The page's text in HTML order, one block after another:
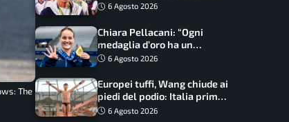
The
Bonucci, confermato un
6 Agosto 2026
Chiara Pellacani: “Ogni
medaglia d’oro ha un
significato diverso. Ho fatto
6 Agosto 2026
Europei tuffi, Wang chiude ai
piedi del podio: Italia prima
nel medagliere
6 Agosto 2026